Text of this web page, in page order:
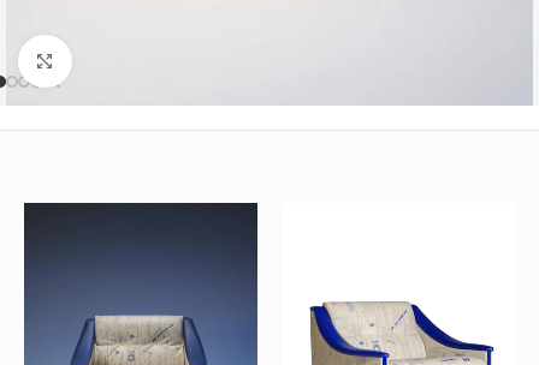
Büyütmek için tıklayın